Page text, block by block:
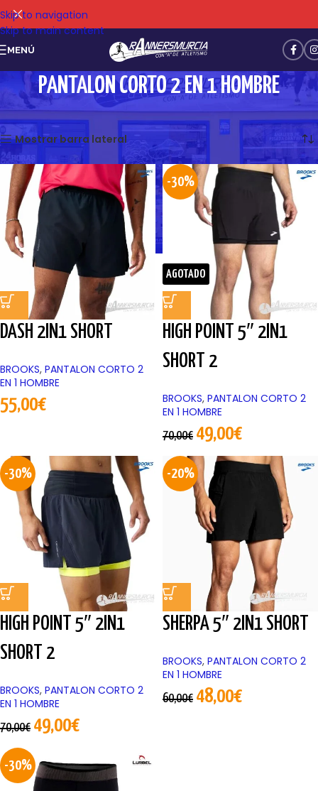
Skip to navigation
Skip to main content
MENÚ
PANTALON CORTO 2 EN 1 HOMBRE
Mostrando los 5 resultados
Mostrar barra lateral
DASH 2IN1 SHORT
BROOKS, PANTALON CORTO 2
EN 1 HOMBRE
55,00€
-30%
AGOTADO
HIGH POINT 5″ 2IN1
SHORT 2
BROOKS, PANTALON CORTO 2
EN 1 HOMBRE
70,00€ 49,00€
-30%
HIGH POINT 5″ 2IN1
SHORT 2
BROOKS, PANTALON CORTO 2
EN 1 HOMBRE
70,00€ 49,00€
-20%
SHERPA 5″ 2IN1 SHORT
BROOKS, PANTALON CORTO 2
EN 1 HOMBRE
60,00€ 48,00€
-30%